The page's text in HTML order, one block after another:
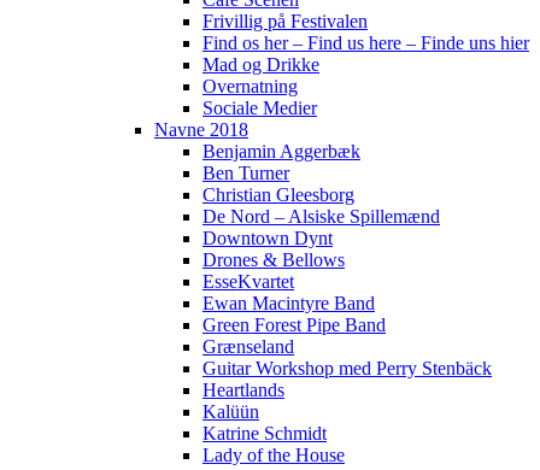
Frivillig på Festivalen
Find os her – Find us here – Finde uns hier
Mad og Drikke
Overnatning
Sociale Medier
Navne 2018
Benjamin Aggerbæk
Ben Turner
Christian Gleesborg
De Nord – Alsiske Spillemænd
Downtown Dynt
Drones & Bellows
EsseKvartet
Ewan Macintyre Band
Green Forest Pipe Band
Grænseland
Guitar Workshop med Perry Stenbäck
Heartlands
Kalüün
Katrine Schmidt
Lady of the House